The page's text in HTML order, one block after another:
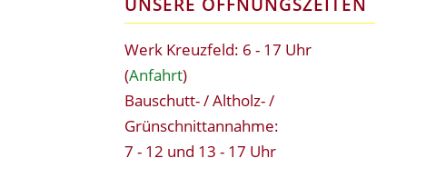
Werk Kreuzfeld: 6 - 17 Uhr
(Anfahrt)
Bauschutt- / Altholz- /
Grünschnittannahme:
7 - 12 und 13 - 17 Uhr